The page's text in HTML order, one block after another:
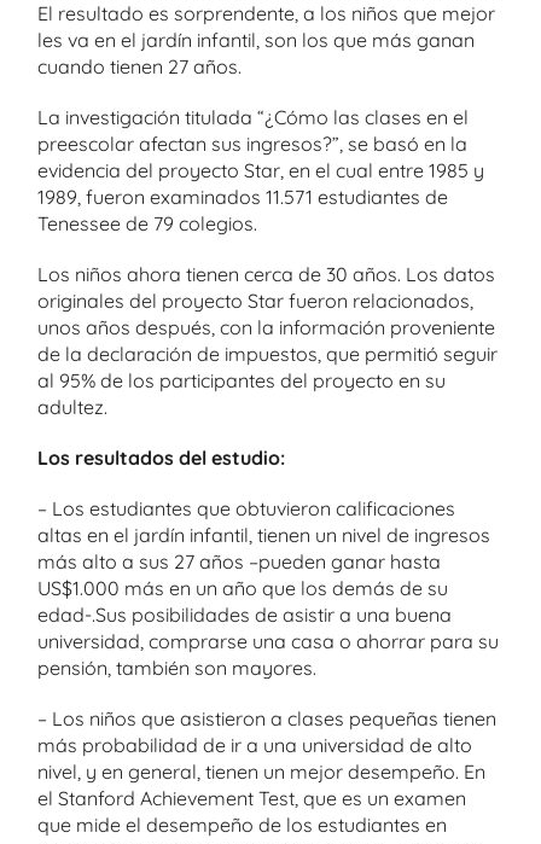
El resultado es sorprendente, a los niños que mejor
les va en el jardín infantil, son los que más ganan
cuando tienen 27 años.
La investigación titulada “¿Cómo las clases en el
preescolar afectan sus ingresos?”, se basó en la
evidencia del proyecto Star, en el cual entre 1985 y
1989, fueron examinados 11.571 estudiantes de
Tenessee de 79 colegios.
Los niños ahora tienen cerca de 30 años. Los datos
originales del proyecto Star fueron relacionados,
unos años después, con la información proveniente
de la declaración de impuestos, que permitió seguir
al 95% de los participantes del proyecto en su
adultez.
Los resultados del estudio:
– Los estudiantes que obtuvieron calificaciones
altas en el jardín infantil, tienen un nivel de ingresos
más alto a sus 27 años –pueden ganar hasta
US$1.000 más en un año que los demás de su
edad-.Sus posibilidades de asistir a una buena
universidad, comprarse una casa o ahorrar para su
pensión, también son mayores.
– Los niños que asistieron a clases pequeñas tienen
más probabilidad de ir a una universidad de alto
nivel, y en general, tienen un mejor desempeño. En
el Stanford Achievement Test, que es un examen
que mide el desempeño de los estudiantes en